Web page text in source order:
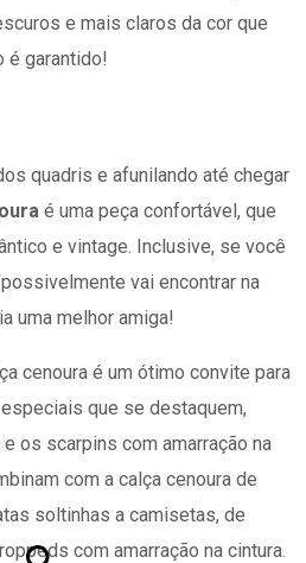
e mais claros da cor que
é garantido!
quadris e afunilando até chegar
é uma peça confortável, que
e vintage. Inclusive, se você
vai encontrar na
uma melhor amiga!
cenoura é um ótimo convite para
que se destaquem,
os scarpins com amarração na
com a calça cenoura de
soltinhas a camisetas, de
com amarração na cintura.